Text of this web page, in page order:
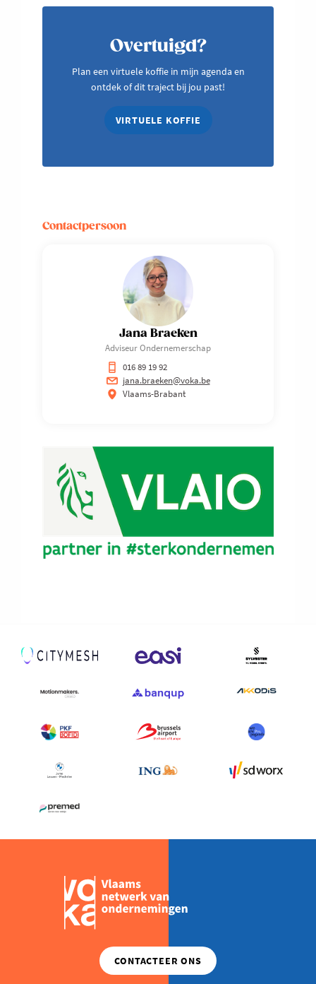
Overtuigd?
Plan een virtuele koffie in mijn agenda en
ontdek of dit traject bij jou past!
VIRTUELE KOFFIE
Contactpersoon
Jana Braeken
Adviseur Ondernemerschap
016 89 19 92
jana.braeken@voka.be
Vlaams-Brabant